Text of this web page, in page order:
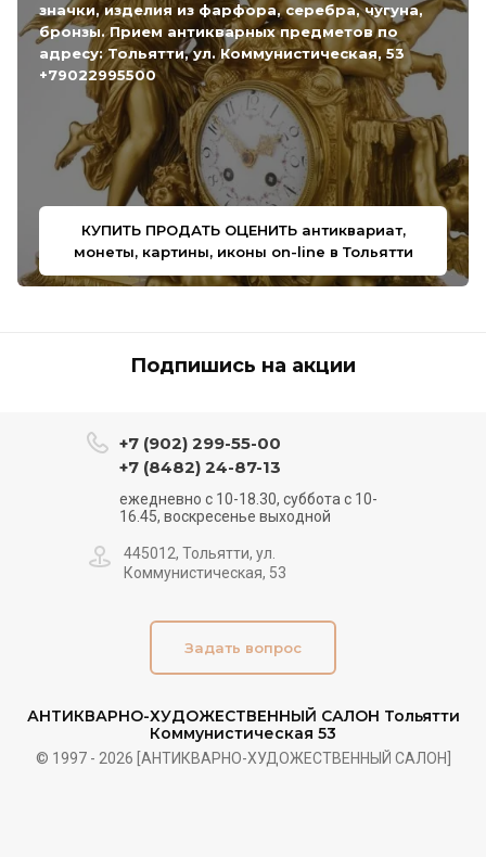
значки, изделия из фарфора, серебра, чугуна,
бронзы. Прием антикварных предметов по
адресу: Тольятти, ул. Коммунистическая, 53
+79022995500
КУПИТЬ ПРОДАТЬ ОЦЕНИТЬ антиквариат,
монеты, картины, иконы on-line в Тольятти
Подпишись на акции
АНТИКВАРНО-ХУДОЖЕСТВЕННЫЙ САЛОН Тольятти
Коммунистическая 53
© 1997 - 2026 [АНТИКВАРНО-ХУДОЖЕСТВЕННЫЙ САЛОН]
+7 (902) 299-55-00
+7 (8482) 24-87-13
ежедневно с 10-18.30, суббота с 10-
16.45, воскресенье выходной
445012, Тольятти, ул.
Коммунистическая, 53
Задать вопрос